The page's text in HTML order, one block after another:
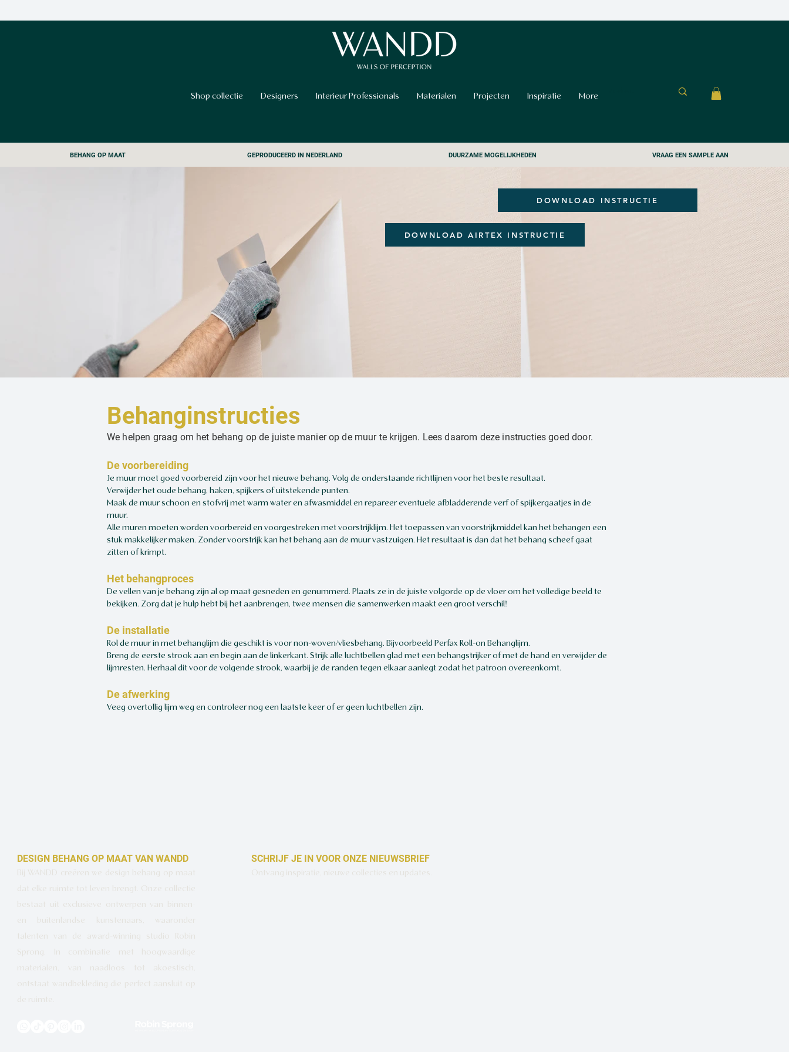
Shop collectie Designers Interieur Professionals Materialen Projecten Inspiratie More
BEHANG OP MAAT GEPRODUCEERD IN NEDERLAND DUURZAME MOGELIJKHEDEN VRAAG EEN SAMPLE AAN
DOWNLOAD AIRTEX INSTRUCTIE
DOWNLOAD INSTRUCTIE
We helpen graag om het behang op de juiste manier op de muur te krijgen. Lees daarom deze instructies goed door.
Behanginstructies
De voorbereiding
Je muur moet goed voorbereid zijn voor het nieuwe behang. Volg de onderstaande richtlijnen voor het beste resultaat.
Verwijder het oude behang, haken, spijkers of uitstekende punten.
Maak de muur schoon en stofvrij met warm water en afwasmiddel en repareer eventuele afbladderende verf of spijkergaatjes in de
muur.
Alle muren moeten worden voorbereid en voorgestreken met voorstrijklijm. Het toepassen van voorstrijkmiddel kan het behangen een
stuk makkelijker maken. Zonder voorstrijk kan het behang aan de muur vastzuigen. Het resultaat is dan dat het behang scheef gaat
zitten of krimpt.
Het behangproces
De vellen van je behang zijn al op maat gesneden en genummerd. Plaats ze in de juiste volgorde op de vloer om het volledige beeld te
bekijken. Zorg dat je hulp hebt bij het aanbrengen, twee mensen die samenwerken maakt een groot verschil!
De installatie
Rol de muur in met behanglijm die geschikt is voor non-woven/vliesbehang. Bijvoorbeeld Perfax Roll-on Behanglijm.
Breng de eerste strook aan en begin aan de linkerkant. Strijk alle luchtbellen glad met een behangstrijker of met de hand en verwijder de
lijmresten. Herhaal dit voor de volgende strook, waarbij je de randen tegen elkaar aanlegt zodat het patroon overeenkomt.
De afwerking
Veeg overtollig lijm weg en controleer nog een laatste keer of er geen luchtbellen zijn.
DESIGN BEHANG OP MAAT VAN WANDD
Bij WANDD creëren we design behang op maat
dat elke ruimte tot leven brengt. Onze collectie
bestaat uit exclusieve ontwerpen van binnen-
en buitenlandse kunstenaars, waaronder
talenten van de award-winning studio Robin
Sprong. In combinatie met hoogwaardige
materialen, van naadloos tot akoestisch,
ontstaat wandbekleding die perfect aansluit op
de ruimte.
SCHRIJF JE IN VOOR ONZE NIEUWSBRIEF
Ontvang inspiratie, nieuwe collecties en updates.